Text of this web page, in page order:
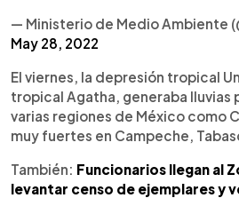
— Ministerio de Medio Ambiente
May 28, 2022
El viernes, la depresión tropical
tropical Agatha, generaba lluvias
varias regiones de México como
muy fuertes en Campeche,
También: Funcionarios llegan al
levantar censo de ejemplares y